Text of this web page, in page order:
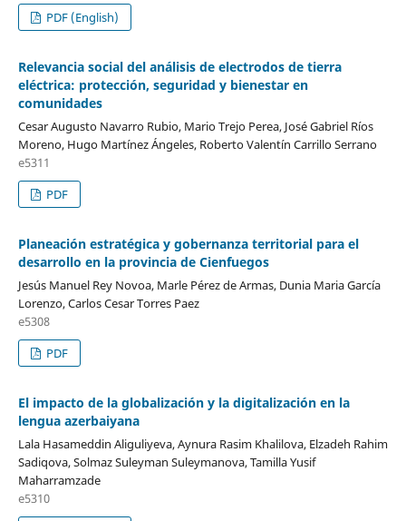
PDF (English)
Relevancia social del análisis de electrodos de tierra
eléctrica: protección, seguridad y bienestar en
comunidades
Cesar Augusto Navarro Rubio, Mario Trejo Perea, José Gabriel Ríos
Moreno, Hugo Martínez Ángeles, Roberto Valentín Carrillo Serrano
e5311
PDF
Planeación estratégica y gobernanza territorial para el
desarrollo en la provincia de Cienfuegos
Jesús Manuel Rey Novoa, Marle Pérez de Armas, Dunia Maria García
Lorenzo, Carlos Cesar Torres Paez
e5308
PDF
El impacto de la globalización y la digitalización en la
lengua azerbaiyana
Lala Hasameddin Aliguliyeva, Aynura Rasim Khalilova, Elzadeh Rahim
Sadiqova, Solmaz Suleyman Suleymanova, Tamilla Yusif
Maharramzade
e5310